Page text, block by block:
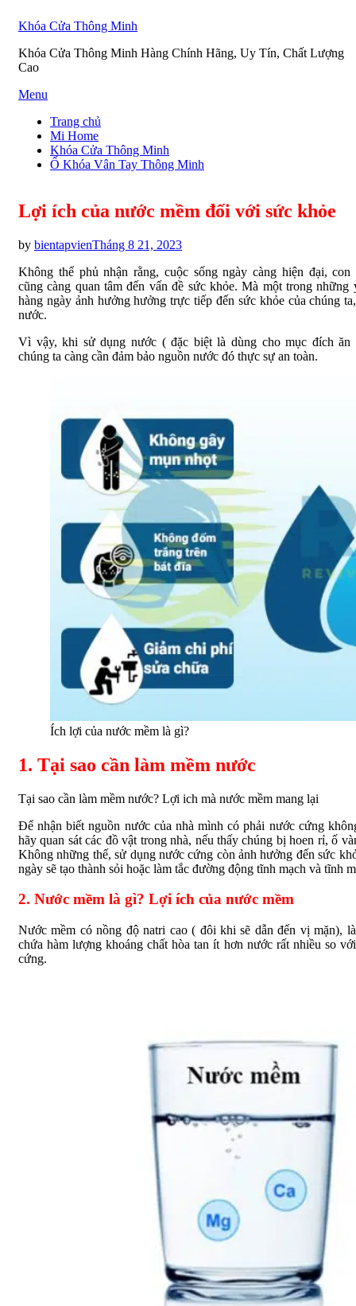
Khóa Cửa Thông Minh
Khóa Cửa Thông Minh Hàng Chính Hãng, Uy Tín, Chất Lượng
Cao
Skip
content
Menu
Trang chủ
Mi Home
Khóa Cửa Thông Minh
Ổ Khóa Vân Tay Thông Minh
Lợi ích của nước mềm đối với sức khỏe
by bientapvienPosted
Tháng 8 21, 2023
Không thể phủ nhận rằng, cuộc sống ngày càng hiện đại, con
cũng càng quan tâm đến vấn đề sức khỏe. Mà một trong những
hàng ngày ảnh hưởng hưởng trực tiếp đến sức khỏe của chúng
nước.
Vì vậy, khi sử dụng nước ( đặc biệt là dùng cho mục đích ăn
chúng ta càng cần đảm bảo nguồn nước đó thực sự an toàn.
Ích lợi của nước mềm là gì?
1. Tại sao cần làm mềm nước
Tại sao cần làm mềm nước? Lợi ich mà nước mềm mang lại
Để nhận biết nguồn nước của nhà mình có phải nước cứng
hãy quan sát các đồ vật trong nhà, nếu thấy chúng bị hoen rỉ, ố
Không những thế, sử dụng nước cứng còn ảnh hưởng đến sức
ngày sẽ tạo thành sỏi hoặc làm tắc đường động tĩnh mạch và tĩnh
2. Nước mềm là gì? Lợi ích của nước mềm
Nước mềm có nồng độ natri cao ( đôi khi sẽ dẫn đến vị mặn),
chứa hàm lượng khoáng chất hòa tan ít hơn nước rất nhiều so
cứng.